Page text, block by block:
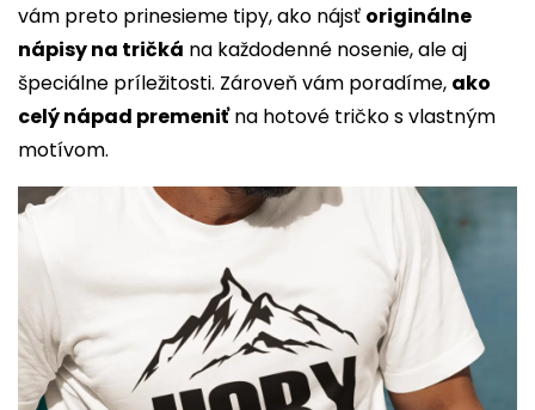
vám preto prinesieme tipy, ako nájsť originálne
nápisy na tričká na každodenné nosenie, ale aj
špeciálne príležitosti. Zároveň vám poradíme, ako
celý nápad premeniťna hotové tričko s vlastným
motívom.